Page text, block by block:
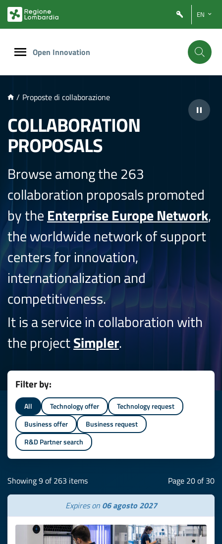
PRINCIPALE
EN
Open Innovation
/ Proposte di collaborazione
COLLABORATION
PROPOSALS
Browse among the 263
collaboration proposals promoted
by the Enterprise Europe Network,
the worldwide network of support
centers for innovation,
internationalization and
competitiveness.
It is a service in collaboration with
the projectSimpler.
Filter by:
All Technology offer
Technology request
Business offer
Business request
R&D Partner search
Showing 9 of 263 items Page 20 of 30
Expires on 06 agosto 2027